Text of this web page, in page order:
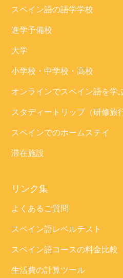
スペイン語の語学学校
進学予備校
大学
小学校・中学校・高校
オンラインでスペイン語を学
スタディートリップ（研修旅
スペインでのホームステイ
滞在施設
リンク集
よくあるご質問
スペイン語レベルテスト
スペイン語コースの料金比較
生活費の計算ツール